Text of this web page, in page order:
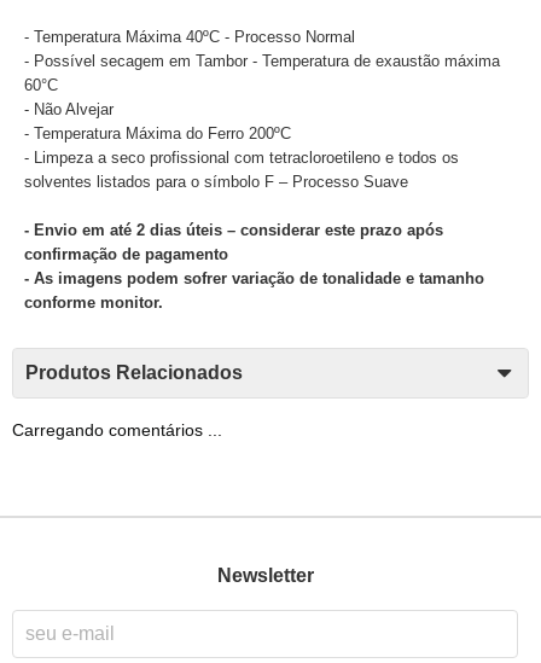
- Temperatura Máxima 40ºC - Processo Normal
- Possível secagem em Tambor - Temperatura de exaustão máxima
60°C
- Não Alvejar
- Temperatura Máxima do Ferro 200ºC
- Limpeza a seco profissional com tetracloroetileno e todos os
solventes listados para o símbolo F – Processo Suave
- Envio em até 2 dias úteis – considerar este prazo após
confirmação de pagamento
- As imagens podem sofrer variação de tonalidade e tamanho
conforme monitor.
Produtos Relacionados
Carregando comentários ...
Newsletter